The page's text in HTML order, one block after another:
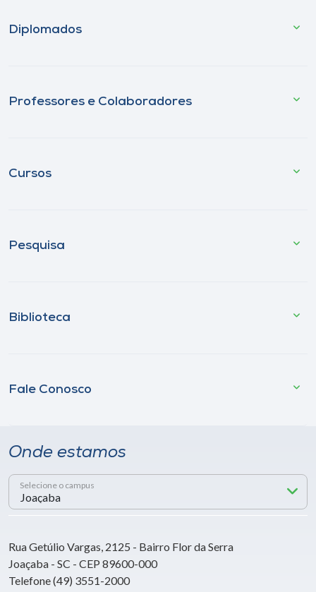
Diplomados
Professores e Colaboradores
Cursos
Pesquisa
Biblioteca
Fale Conosco
Onde estamos
Selecione o campus
Rua Getúlio Vargas, 2125 - Bairro Flor da Serra
Joaçaba - SC - CEP 89600-000
Telefone (49) 3551-2000